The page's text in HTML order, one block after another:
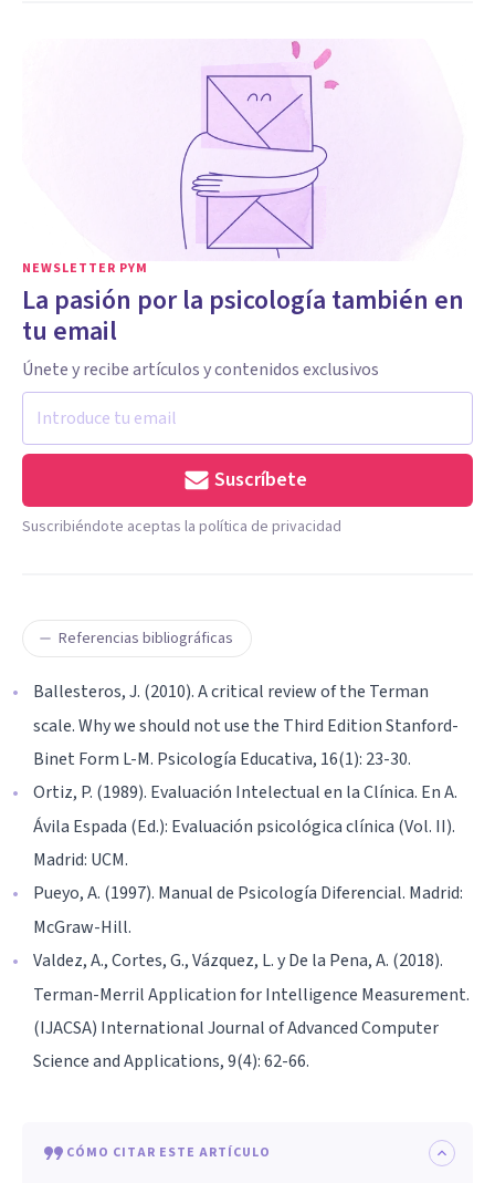
NEWSLETTER PYM
La pasión por la psicología también en
tu email
Únete y recibe artículos y contenidos exclusivos
Suscríbete
Suscribiéndote aceptas la política de privacidad
Referencias bibliográficas
Ballesteros, J. (2010). A critical review of the Terman
scale. Why we should not use the Third Edition Stanford-
Binet Form L-M. Psicología Educativa, 16(1): 23-30.
Ortiz, P. (1989). Evaluación Intelectual en la Clínica. En A.
Ávila Espada (Ed.): Evaluación psicológica clínica (Vol. II).
Madrid: UCM.
Pueyo, A. (1997). Manual de Psicología Diferencial. Madrid:
McGraw-Hill.
Valdez, A., Cortes, G., Vázquez, L. y De la Pena, A. (2018).
Terman-Merril Application for Intelligence Measurement.
(IJACSA) International Journal of Advanced Computer
Science and Applications, 9(4): 62-66.
CÓMO CITAR ESTE ARTÍCULO